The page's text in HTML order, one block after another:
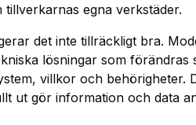
tillverkarnas egna verkstäder.
det inte tillräckligt bra.
lösningar som
villkor och behörigheter.
ut gör information och data